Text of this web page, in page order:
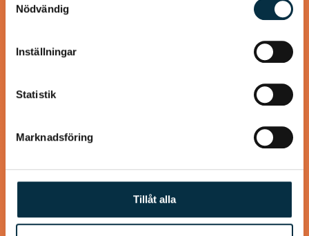
annons- och analysföretag som vi samarbetar med.
Dessa kan i sin tur kombinera informationen med annan
information som du har tillhandahållit eller som de har
samlat in när du har använt deras tjänster.
Nödvändig
Inställningar
Statistik
Marknadsföring
Tillåt alla
Paleo: Supergoda laxnuggets